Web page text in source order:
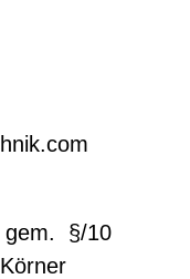
gem. §/10